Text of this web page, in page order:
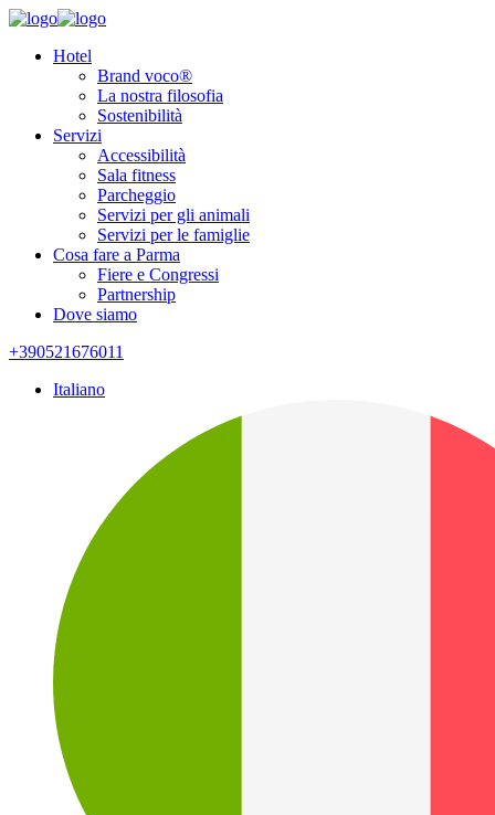
Hotel
Brand voco®
La nostra filosofia
Sostenibilità
Servizi
Accessibilità
Sala fitness
Parcheggio
Servizi per gli animali
Servizi per le famiglie
Cosa fare a Parma
Fiere e Congressi
Partnership
Dove siamo
+390521676011
Italiano